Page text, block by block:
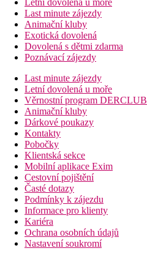
Letní dovolená u moře
Last minute zájezdy
Animační kluby
Exotická dovolená
Dovolená s dětmi zdarma
Poznávací zájezdy
Last minute zájezdy
Letní dovolená u moře
Věrnostní program DERCLUB
Animační kluby
Dárkové poukazy
Kontakty
Pobočky
Klientská sekce
Mobilní aplikace Exim
Cestovní pojištění
Časté dotazy
Podmínky k zájezdu
Informace pro klienty
Kariéra
Ochrana osobních údajů
Nastavení soukromí